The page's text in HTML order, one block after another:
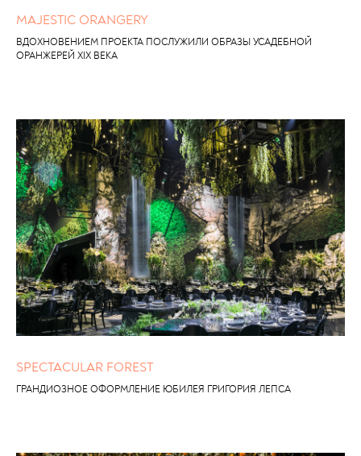
MAJESTIC ORANGERY
ВДОХНОВЕНИЕМ ПРОЕКТА ПОСЛУЖИЛИ ОБРАЗЫ УСАДЕБНОЙ
ОРАНЖЕРЕЙ XIX ВЕКА
SPECTACULAR FOREST
ГРАНДИОЗНОЕ ОФОРМЛЕНИЕ ЮБИЛЕЯ ГРИГОРИЯ ЛЕПСА